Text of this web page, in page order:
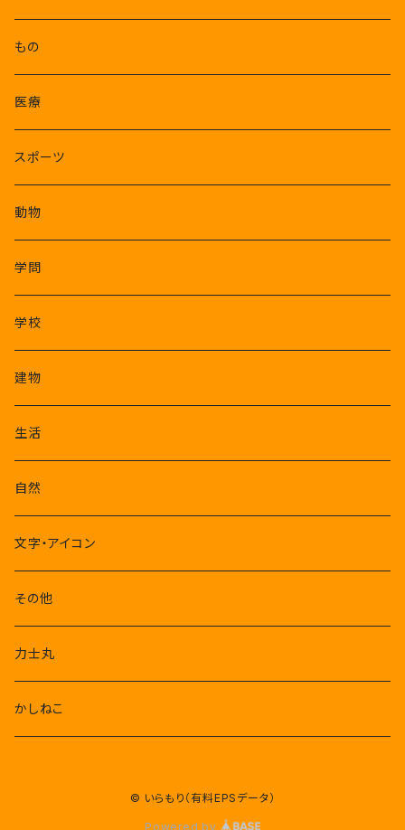
もの
医療
スポーツ
動物
学問
学校
建物
生活
自然
文字・アイコン
その他
力士丸
かしねこ
© いらもり（有料EPSデータ）
Powered by